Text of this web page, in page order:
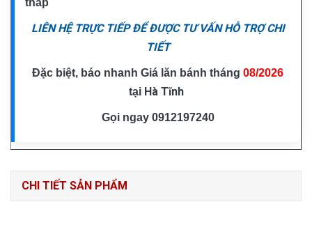
thấp
LIÊN HỆ TRỰC TIẾP ĐỂ ĐƯỢC TƯ VẤN HỖ TRỢ CHI
TIẾT
Đặc biệt, báo nhanh Giá lăn bánh tháng 08/2026
tại Hà Tĩnh
Gọi ngay 0912197240
CHI TIẾT SẢN PHẨM